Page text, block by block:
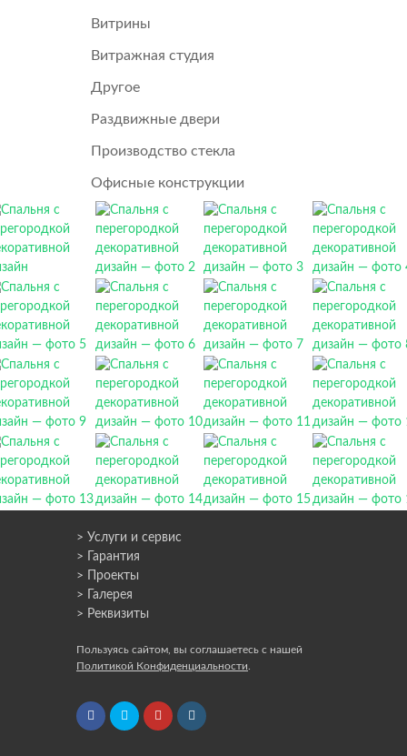
Витрины
Витражная студия
Другое
Раздвижные двери
Производство стекла
Офисные конструкции
> Услуги и сервис
> Гарантия
> Проекты
> Галерея
> Реквизиты
Пользуясь сайтом, вы соглашаетесь с нашей
Политикой Конфиденциальности